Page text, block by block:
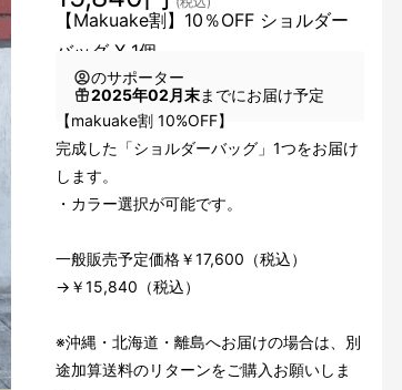
【Makuake割】10％OFF ショルダー
バッグ X 1個
のサポーター
2025年02月末までにお届け予定
【makuake割 10%OFF】
完成した「ショルダーバッグ」1つをお届け
します。
・カラー選択が可能です。
一般販売予定価格￥17,600（税込）
→￥15,840（税込）
※沖縄・北海道・離島へお届けの場合は、別
途加算送料のリターンをご購入お願いしま